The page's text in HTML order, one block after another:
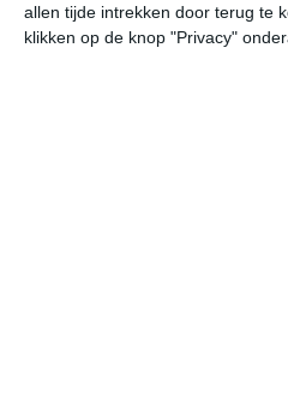
allen tijde intrekken door terug te
klikken op de knop "Privacy"
18:00 21:00